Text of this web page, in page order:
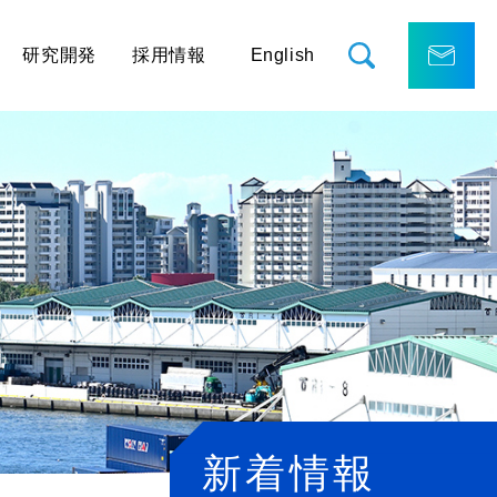
研究開発 採用情報 English
新着情報